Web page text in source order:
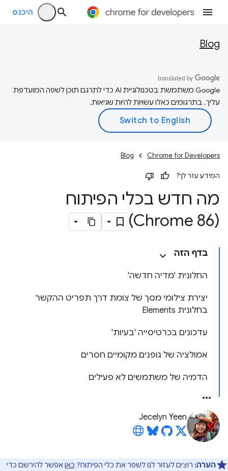
היכנס
Blog
‫Google משתמשת בטכנולוגיית AI כדי לתרגם תוכן לשפה המועדפת
עליך. בתרגומים כאלו עשויות להיות שגיאות.
Chrome for Developers
Blog
המידע עזר לך?
מה חדש בכלי הפיתוח
(Chrome 86)
בדף הזה
החלונית 'מדיה חדשה'
יצירת צילומי מסך של צומת דרך תפריט ההקשר
בחלונית Elements
עדכונים בכרטיסייה 'בעיות'
אמולציה של גופנים מקומיים חסרים
הדמיה של משתמשים לא פעילים
Jecelyn Yeen
הערה: רוצים לעזור לנו לשפר את כלי הפיתוח? כאןאפשר להירשם כדי